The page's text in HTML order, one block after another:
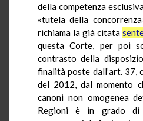
della competenza
«tutela della
richiama la già citata
questa Corte, per poi
contrasto della
finalità poste dall’art. 37,
del 2012, dal momento
canoni non omogenea
Regioni è in grado di